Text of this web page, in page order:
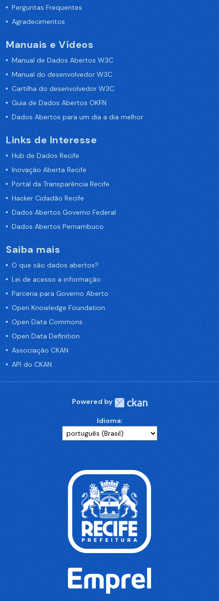
Perguntas Frequentes
Agradecimentos
Manuais e Vídeos
Manual de Dados Abertos W3C
Manual do desenvolvedor W3C
Cartilha do desenvolvedor W3C
Guia de Dados Abertos OKFN
Dados Abertos para um dia a dia melhor
Links de Interesse
Hub de Dados Recife
Inovação Aberta Recife
Portal da Transparência Recife
Hacker Cidadão Recife
Dados Abertos Governo Federal
Dados Abertos Pernambuco
Saiba mais
O que são dados abertos?
Lei de acesso a informação
Parceria para Governo Aberto
Open Knowledge Foundation
Open Data Commons
Open Data Definition
Associação CKAN
API do CKAN
Powered by
Idioma